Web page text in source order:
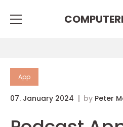
App
07. January 2024 by Peter